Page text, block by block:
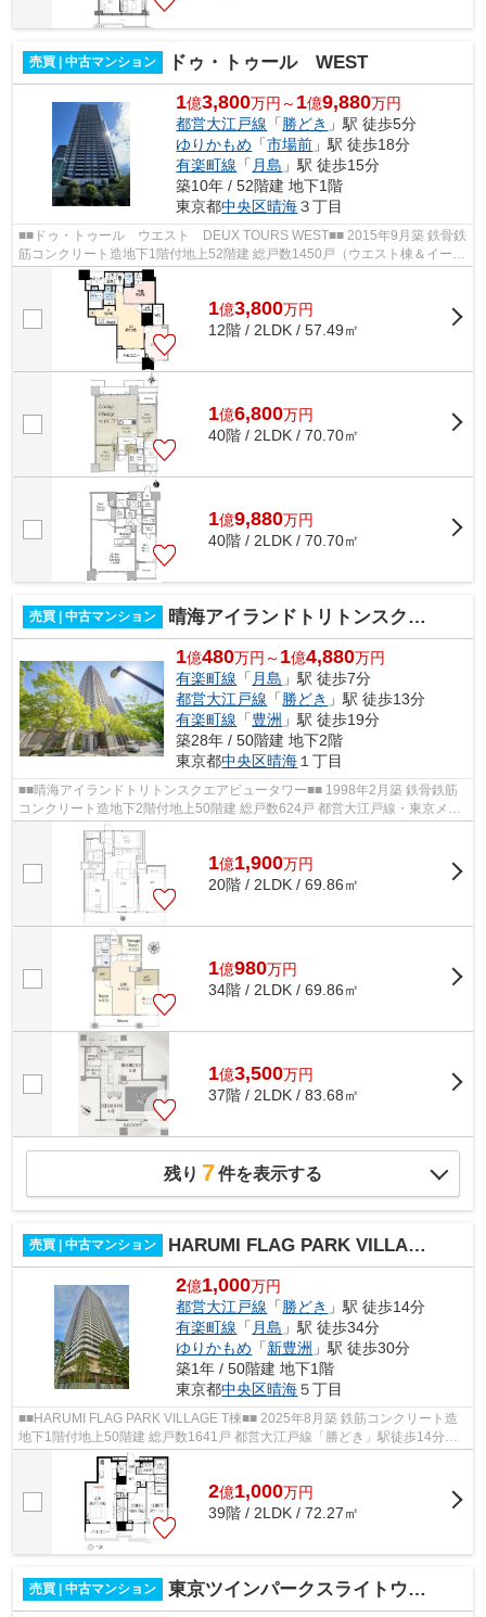
売買 | 中古マンション ドゥ・トゥール WEST
1億3,800万円～ 1億9,880万円
都営大江戸線 「勝どき 」駅 徒歩5分
ゆりかもめ 「市場前 」駅 徒歩18分
有楽町線 「 月島 」駅 徒歩15分
築10年 / 52階建 地下1階
東京都中央区晴海３丁目
■■ドゥ・トゥール ウエスト DEUX TOURS WEST■■ 2015年9月築 鉄骨鉄
筋コンクリート造地下1階付地上52階建 総戸数1450戸（ウエスト棟＆イース
ト棟の合計） 都営大江戸線「勝どき」駅...
1億3,800万円
12階 / 2LDK / 57.49㎡
1億6,800万円
40階 / 2LDK / 70.70㎡
1億9,880万円
40階 / 2LDK / 70.70㎡
売買 | 中古マンション 晴海アイランドトリトンスクエアビュータワー
1億480万円～ 1億4,880万円
有楽町線 「 月島 」駅 徒歩7分
都営大江戸線 「 勝どき 」駅 徒歩13分
有楽町線 「豊洲 」駅 徒歩19分
築28年 / 50階建 地下2階
東京都中央区晴海 １丁目
■■晴海アイランドトリトンスクエアビュータワー■■ 1998年2月築 鉄骨鉄筋
コンクリート造地下2階付地上50階建 総戸数624戸 都営大江戸線・東京メト
1億1,900万円
20階 / 2LDK / 69.86㎡
1億980万円
34階 / 2LDK / 69.86㎡
1億3,500万円
37階 / 2LDK / 83.68㎡
残り 7件を表示する
売買 | 中古マンション HARUMI FLAG PARK VILLAGE T棟
2億1,000万円
都営大江戸線 「 勝どき 」駅 徒歩14分
有楽町線 「 月島 」駅 徒歩34分
ゆりかもめ 「新豊洲 」駅 徒歩30分
築1年 / 50階建 地下1階
東京都中央区晴海５丁目
■■HARUMI FLAG PARK VILLAGE T棟■■ 2025年8月築 鉄筋コンクリート造
地下1階付地上50階建 総戸数1641戸 都営大江戸線「勝どき」駅徒歩14分
【共用施設】 ○ パーティールームガーデン...
2億1,000万円
39階 / 2LDK / 72.27㎡
売買 | 中古マンション 東京ツインパークスライトウィング